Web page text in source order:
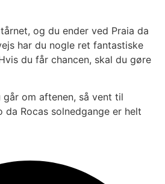
og du ender ved Praia da
har du nogle ret fantastiske
du får chancen, skal du gøre
om aftenen, så vent til
da Rocas solnedgange er helt